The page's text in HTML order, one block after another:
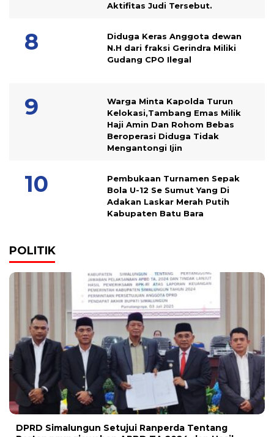
Aktifitas Judi Tersebut.
Diduga Keras Anggota dewan
N.H dari fraksi Gerindra Miliki
Gudang CPO Ilegal
Warga Minta Kapolda Turun
Kelokasi,Tambang Emas Milik
Haji Amin Dan Rohom Bebas
Beroperasi Diduga Tidak
Mengantongi Ijin
Pembukaan Turnamen Sepak
Bola U-12 Se Sumut Yang Di
Adakan Laskar Merah Putih
Kabupaten Batu Bara
POLITIK
DPRD Simalungun Setujui Ranperda Tentang